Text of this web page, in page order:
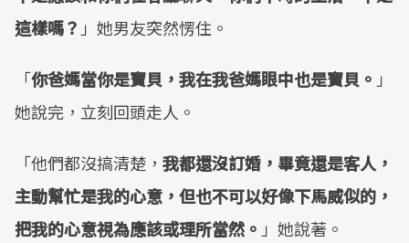
這樣嗎？ 」她男友突然愣住。
「你爸媽當你是寶貝，我在我爸媽眼中也是寶貝。 」
她說完，立刻回頭走人。
「他們都沒搞清楚， 我都還沒訂婚，畢竟還是客人，
主動幫忙是我的心意，但也不可以好像下馬威似的，
把我的心意視為應該或理所當然。 」她說著。